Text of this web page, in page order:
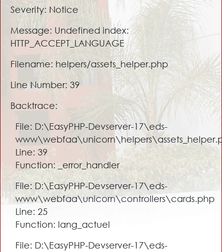
Severity: Notice
Message: Undefined index:
HTTP_ACCEPT_LANGUAGE
Filename: helpers/assets_helper.php
Line Number: 39
Backtrace:
File: D:\EasyPHP-Devserver-17\eds-
Line: 39
Function: _error_handler
File: D:\EasyPHP-Devserver-17\eds-
www\webfaa\unicorn\controllers\cards.php
Line: 25
Function: lang_actuel
File: D:\EasyPHP-Devserver-17\eds-